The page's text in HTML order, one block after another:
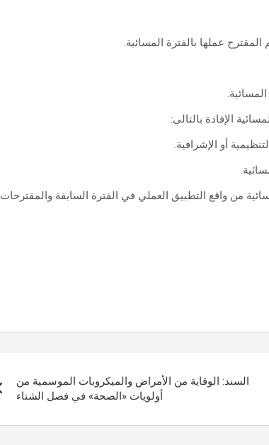
عملها بالفترة المسائية.
الإفادة بالتالي:
أو الإشرافية.
من واقع التطبيق العملي في الفترة السابقة والمقترحات
السند: الوقاية من الأمراض والميكروبات الموسمية من
أولويات «الصحة» في فصل الشتاء